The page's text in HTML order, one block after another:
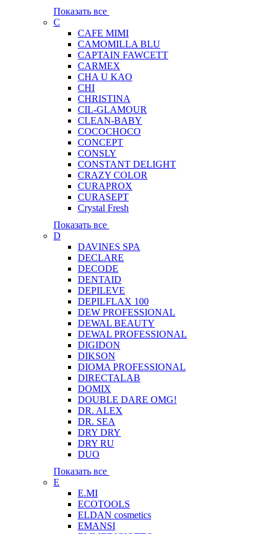
Показать все
C
CAFE MIMI
CAMOMILLA BLU
CAPTAIN FAWCETT
CARMEX
CHA U KAO
CHI
CHRISTINA
CIL-GLAMOUR
CLEAN-BABY
COCOCHOCO
CONCEPT
CONSLY
CONSTANT DELIGHT
CRAZY COLOR
CURAPROX
CURASEPT
Crystal Fresh
Показать все
D
DAVINES SPA
DECLARE
DECODE
DENTAID
DEPILEVE
DEPILFLAX 100
DEW PROFESSIONAL
DEWAL BEAUTY
DEWAL PROFESSIONAL
DIGIDON
DIKSON
DIOMA PROFESSIONAL
DIRECTALAB
DOMIX
DOUBLE DARE OMG!
DR. ALEX
DR. SEA
DRY DRY
DRY RU
DUO
Показать все
E
E.MI
ECOTOOLS
ELDAN cosmetics
EMANSI